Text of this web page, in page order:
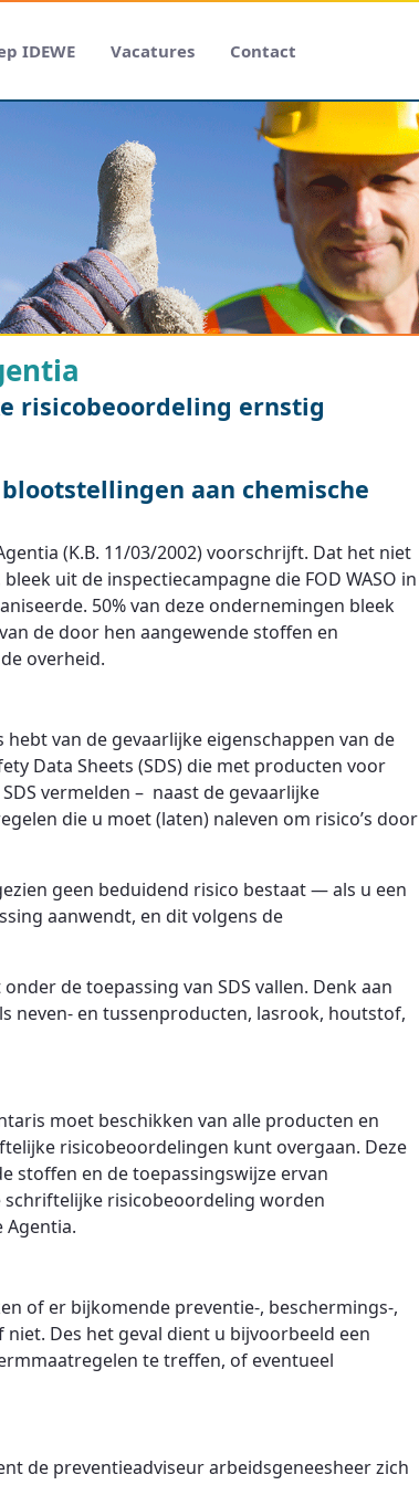
IDEWE Vacatures Contact
risicobeoordeling ernstig
aan chemische
(K.B. 11/03/2002) voorschrijft. Dat het niet
uit de inspectiecampagne die FOD WASO in
50% van deze ondernemingen bleek
de door hen aangewende stoffen en
overheid.
van de gevaarlijke eigenschappen van de
Data Sheets (SDS) die met producten voor
vermelden – naast de gevaarlijke
die u moet (laten) naleven om risico’s door
geen beduidend risico bestaat — als u een
aanwendt, en dit volgens de
de toepassing van SDS vallen. Denk aan
neven- en tussenproducten, lasrook, houtstof,
moet beschikken van alle producten en
risicobeoordelingen kunt overgaan. Deze
stoffen en de toepassingswijze ervan
schriftelijke risicobeoordeling worden
Agentia.
of er bijkomende preventie-, beschermings-,
Des het geval dient u bijvoorbeeld een
te treffen, of eventueel
de preventieadviseur arbeidsgeneesheer zich